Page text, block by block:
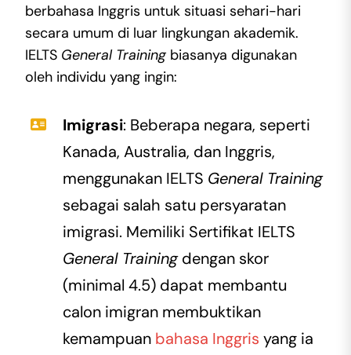
berbahasa Inggris untuk situasi sehari-hari
secara umum di luar lingkungan akademik.
IELTS General Trainingbiasanya digunakan
oleh individu yang ingin:
Imigrasi: Beberapa negara, seperti
Kanada, Australia, dan Inggris,
menggunakan IELTS General Training
sebagai salah satu persyaratan
imigrasi. Memiliki Sertifikat IELTS
General Trainingdengan skor
(minimal 4.5) dapat membantu
calon imigran membuktikan
kemampuan bahasa Inggris yang ia